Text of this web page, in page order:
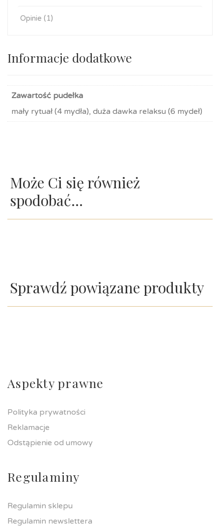
Opinie (1)
Informacje dodatkowe
Zawartość pudełka
mały rytuał (4 mydła), duża dawka relaksu (6 mydeł)
Może Ci się również
spodobać…
Sprawdź powiązane produkty
Aspekty prawne
Polityka prywatności
Reklamacje
Odstąpienie od umowy
Regulaminy
Regulamin sklepu
Regulamin newslettera